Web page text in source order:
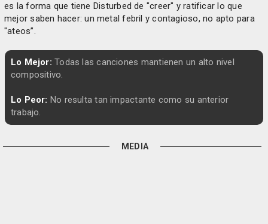
es la forma que tiene Disturbed de "creer" y ratificar lo que
mejor saben hacer: un metal febril y contagioso, no apto para
"ateos”.
Lo Mejor: Todas las canciones mantienen un alto nivel
compositivo.
Lo Peor: No resulta tan impactante como su anterior
trabajo.
MEDIA